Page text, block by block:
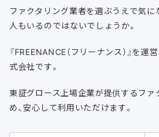
ファクタリング業者を選ぶうえで気に
人もいるのではないでしょうか。
『FREENANCE（フリーナンス）』を運
式会社です。
東証グロース上場企業が提供するファ
め、安心して利用いただけます。